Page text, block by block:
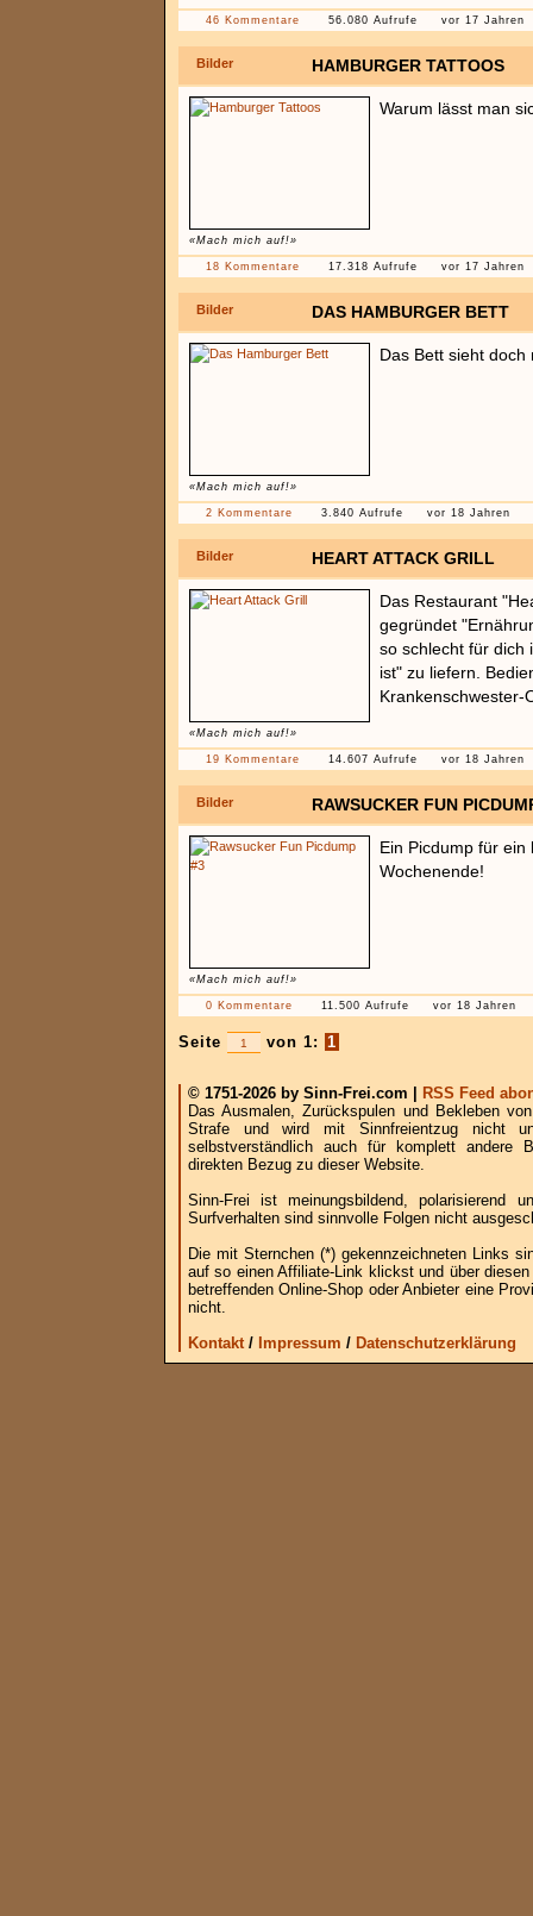
46 Kommentare 56.080 Aufrufe vor 17 Jahren
Bilder HAMBURGER TATTOOS
«Mach mich auf!»
Warum lässt man
18 Kommentare 17.318 Aufrufe vor 17 Jahren
Bilder DAS HAMBURGER BETT
«Mach mich auf!»
Das Bett sieht doch
2 Kommentare 3.840 Aufrufe vor 18 Jahren
Bilder HEART ATTACK GRILL
«Mach mich auf!»
Das Restaurant
gegründet
so schlecht für dich
ist" zu liefern.
Krankenschwester-
19 Kommentare 14.607 Aufrufe vor 18 Jahren
Bilder RAWSUCKER FUN
«Mach mich auf!»
Ein Picdump für
Wochenende!
0 Kommentare 11.500 Aufrufe vor 18 Jahren
Seite von 1: 1
© 1751-2026 by Sinn-Frei.com |
RSS Feed
Das Ausmalen, Zurückspulen und Bekleben
Strafe und wird mit Sinnfreientzug nicht
selbstverständlich auch für komplett andere
direkten Bezug zu dieser Website.
Sinn-Frei ist meinungsbildend, polarisierend
Surfverhalten sind sinnvolle Folgen nicht
Die mit Sternchen (*) gekennzeichneten Links
auf so einen Affiliate-Link klickst und über
betreffenden Online-Shop oder Anbieter eine
nicht.
Kontakt/ Impressum / Datenschutzerklärung